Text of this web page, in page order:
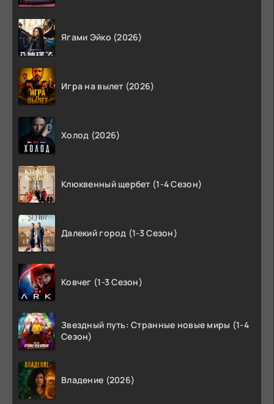
Ягами Эйко (2026)
Игра на вылет (2026)
Холод (2026)
Клюквенный щербет (1-4 Сезон)
Далекий город (1-3 Сезон)
Ковчег (1-3 Сезон)
Звездный путь: Странные новые миры (1-4
Сезон)
Владение (2026)